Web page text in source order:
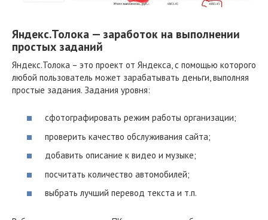
Яндекс.Толока — заработок на выполнении
простых заданий
Яндекс.Толока – это проект от Яндекса, с помощью которого
любой пользователь может зарабатывать деньги, выполняя
простые задания. Задания уровня:
сфотографировать режим работы организации;
проверить качество обслуживания сайта;
добавить описание к видео и музыке;
посчитать количество автомобилей;
выбрать лучший перевод текста и т.п.